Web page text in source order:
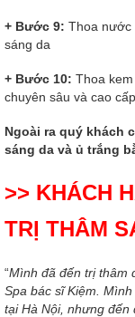
+ Bước 9: Thoa nước
sáng da
+ Bước 10: Thoa
chuyên sâu và cao
Ngoài ra quý khách
sáng da và ủ trắng
>> KHÁCH
TRỊ THÂM
“Mình đã đến trị thâm
Spa bác sĩ Kiệm.
tại Hà Nội, nhưng đến